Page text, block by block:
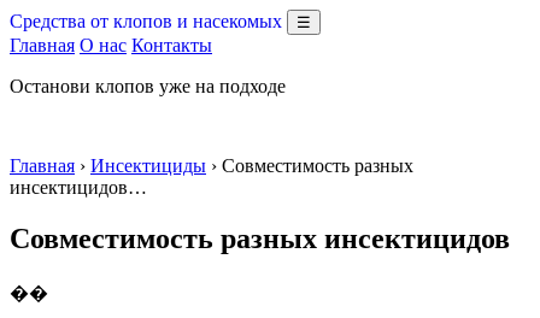
Средства от клопов и насекомых ☰
Главная О нас Контакты
Останови клопов уже на подходе
Главная › Инсектициды › Совместимость разных
инсектицидов…
Совместимость разных инсектицидов
��